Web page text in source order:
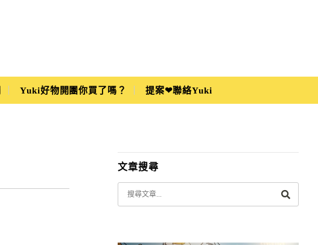
Yuki好物開團你買了嗎？ 提案❤聯絡Yuki
文章搜尋